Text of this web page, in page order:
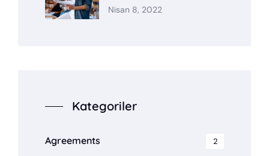
Nisan 8, 2022
Kategoriler
Agreements 2